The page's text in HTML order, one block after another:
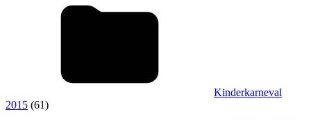
Kinderkarneval
2015 (61)